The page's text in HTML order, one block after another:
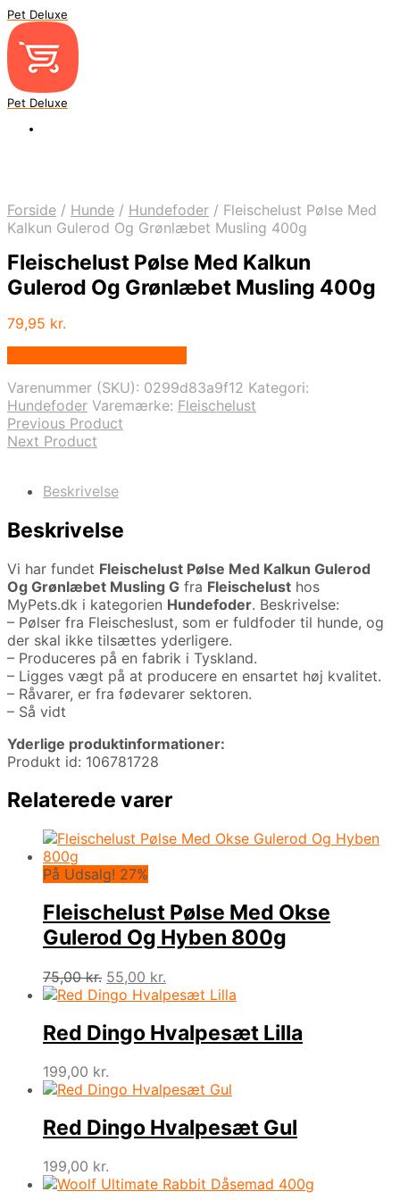
Pet Deluxe
Pet Deluxe
Forside / Hunde / Hundefoder / Fleischelust Pølse Med
Kalkun Gulerod Og Grønlæbet Musling 400g
Fleischelust Pølse Med Kalkun
Gulerod Og Grønlæbet Musling 400g
79,95 kr.
Varenummer (SKU): 0299d83a9f12 Kategori:
Hundefoder Varemærke: Fleischelust
Previous Product
Next Product
Beskrivelse
Beskrivelse
Vi har fundet Fleischelust Pølse Med Kalkun Gulerod
Og Grønlæbet Musling G fra Fleischelust hos
MyPets.dk i kategorien Hundefoder. Beskrivelse:
– Pølser fra Fleischeslust, som er fuldfoder til hunde, og
der skal ikke tilsættes yderligere.
– Produceres på en fabrik i Tyskland.
– Ligges vægt på at producere en ensartet høj kvalitet.
– Råvarer, er fra fødevarer sektoren.
– Så vidt
Yderlige produktinformationer:
Produkt id: 106781728
Relaterede varer
På Udsalg! 27%
Fleischelust Pølse Med Okse
Gulerod Og Hyben 800g
75,00kr. Den
oprindelige
var:
75,00 kr..
55,00 kr.
aktuelle
er:
55,00 kr..
Red Dingo Hvalpesæt Lilla
199,00 kr.
Red Dingo Hvalpesæt Gul
199,00 kr.